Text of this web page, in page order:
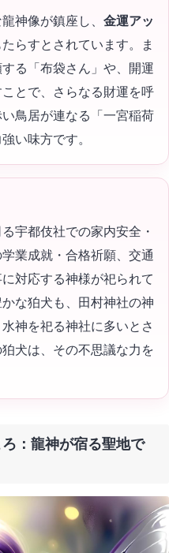
神像が鎮座し、 金運アッ
らすとされています。ま
る「布袋さん」や、開運
とで、さらなる財運を呼
鳥居が連なる「一宮稲荷
い味方です。
宇都伎社での家内安全・
業成就・合格祈願、交通
対応する神様が祀られて
な狛犬も、田村神社の神
神を祀る神社に多いとさ
犬は、その不思議な力を
：龍神が宿る聖地で